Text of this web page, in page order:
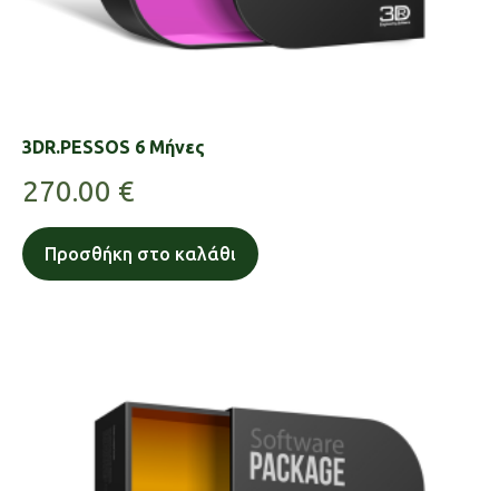
3DR.PESSOS 6 Μήνες
270.00 €
Προσθήκη στο καλάθι